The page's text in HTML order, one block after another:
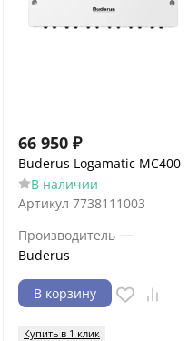
66 950 ₽
Buderus Logamatic MC400
В наличии
Артикул 7738111003
Производитель —
Buderus
В корзину
Купить в 1 клик